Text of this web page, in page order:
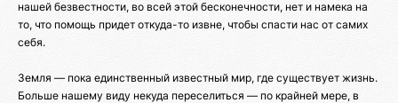
нашей безвестности, во всей этой бесконечности, нет и намека на
то, что помощь придет откуда-то извне, чтобы спасти нас от самих
себя.
Земля — пока единственный известный мир, где существует жизнь.
Больше нашему виду некуда переселиться — по крайней мере, в